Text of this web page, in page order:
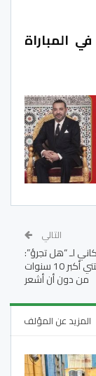
المباراة
التالي
لـ “هل تجرؤ”:
صدمة جعلتني أكبر 10 سنوات
من دون أن أشعر
المزيد عن المؤلف